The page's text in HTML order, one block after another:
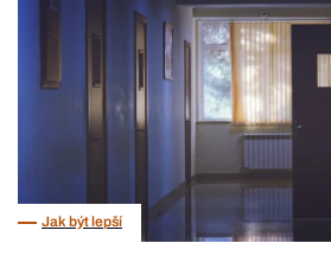
Jak být lepší